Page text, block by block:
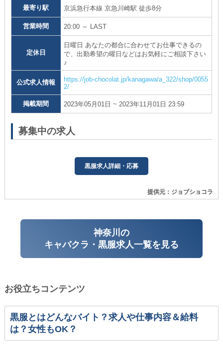
最寄り駅 京浜急行本線 京急川崎駅 徒歩8分
営業時間 20:00 ～ LAST
定休日
日曜日 あなたの都合に合わせてお仕事できるの
で、出勤希望の曜日などはお気軽にご相談下さい
♪
公式求人情報
https://job-chocolat.jp/kanagawa/a_322/shop/0055
2/
掲載期間 2023年05月01日 ~ 2023年11月01日 23:59
募集中の求人
黒服求人詳細・応募
提供元：ジョブショコラ
神奈川の
キャバクラ・黒服求人一覧を見る
お役立ちコンテンツ
黒服とはどんなバイト？求人や仕事内容＆給料
は？女性もOK？